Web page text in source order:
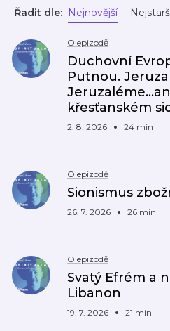
Řadit dle: Nejnovější
O epizodě
Duchovní
Putnou.
křesťanském
2. 8. 2026 24 min
O epizodě
Sionismus
26. 7. 2026 26 min
O epizodě
Svatý Efrém a
Libanon
19. 7. 2026 21 min